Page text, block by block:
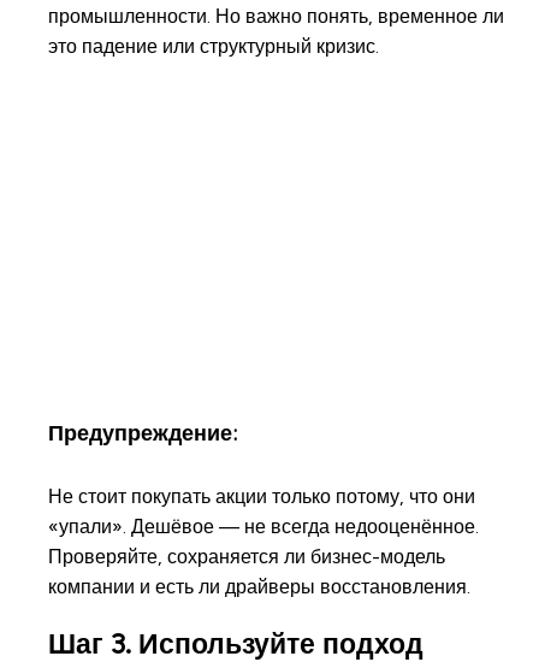
промышленности. Но важно понять, временное ли
это падение или структурный кризис.
Предупреждение:
Не стоит покупать акции только потому, что они
«упали». Дешёвое — не всегда недооценённое.
Проверяйте, сохраняется ли бизнес-модель
компании и есть ли драйверы восстановления.
Шаг 3. Используйте подход